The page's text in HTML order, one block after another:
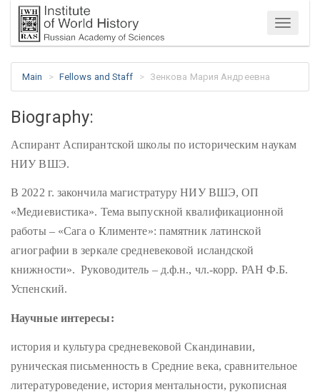
Menu
Main Fellows and Staff Зенкова Мария Андреевна
Biography:
Аспирант Аспирантской школы по историческим наукам
НИУ ВШЭ.
В 2022 г. закончила магистратуру НИУ ВШЭ, ОП
«Медиевистика». Тема выпускной квалификационной
работы – «Сага о Клименте»: памятник латинской
агиографии в зеркале средневековой исландской
книжности». Руководитель – д.ф.н., чл.-корр. РАН Ф.Б.
Успенский.
Научные интересы:
история и культура средневековой Скандинавии,
руническая письменность в Средние века, сравнительное
литературоведение, история ментальности, рукописная